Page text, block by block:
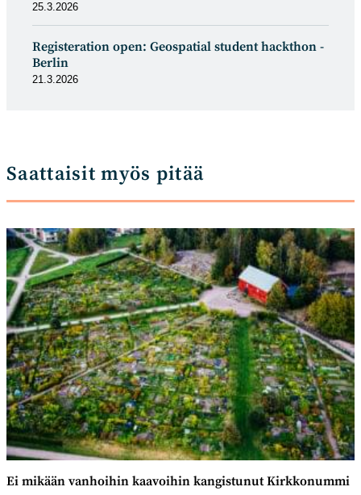
25.3.2026
Registeration open: Geospatial student hackthon -
Berlin
21.3.2026
Saattaisit myös pitää
Ei mikään vanhoihin kaavoihin kangistunut Kirkkonummi